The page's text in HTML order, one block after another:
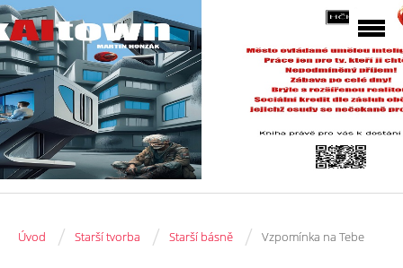
Úvod / Starší tvorba / Starší básně / Vzpomínka na Tebe